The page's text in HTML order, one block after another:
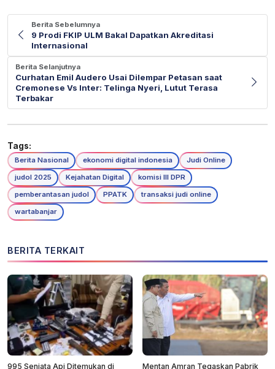
Berita Sebelumnya
9 Prodi FKIP ULM Bakal Dapatkan Akreditasi
Internasional
Berita Selanjutnya
Curhatan Emil Audero Usai Dilempar Petasan saat
Cremonese Vs Inter: Telinga Nyeri, Lutut Terasa
Terbakar
Tags:
Berita Nasional ekonomi digital indonesia
Judi Online
judol 2025
Kejahatan Digital
komisi III DPR
pemberantasan judol
PPATK
transaksi judi online
wartabanjar
BERITA TERKAIT
995 Senjata Api Ditemukan di Mentan Amran Tegaskan Pabrik